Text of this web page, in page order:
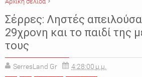
ΑΣΤΥΝΟΜΙΚΑ
ΔΙΑΡΡΗΞΕΙΣ ΕΙΔΗΣΕΙΣ
Σέρρες: Ληστές
29χρονη και το παιδί της
τους
SerresLand Gr
4:28:00 μ.μ.